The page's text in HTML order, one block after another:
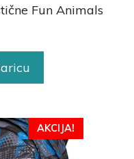
Fun Animals
AKCIJA!